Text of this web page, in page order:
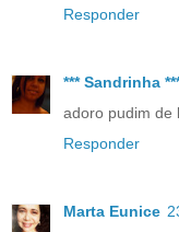
Responder
*** Sandrinha
adoro pudim de
Responder
Marta Eunice